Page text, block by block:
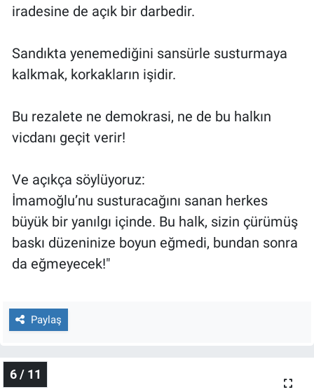
iradesine de açık bir darbedir.
Sandıkta yenemediğini sansürle susturmaya
kalkmak, korkakların işidir.
Bu rezalete ne demokrasi, ne de bu halkın
vicdanı geçit verir!
Ve açıkça söylüyoruz:
İmamoğlu’nu susturacağını sanan herkes
büyük bir yanılgı içinde. Bu halk, sizin çürümüş
baskı düzeninize boyun eğmedi, bundan sonra
da eğmeyecek!"
Paylaş
6 / 11